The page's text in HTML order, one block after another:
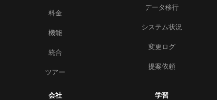
料金
機能
統合
ツアー
データ移行
システム状況
変更ログ
提案依頼
会社 学習